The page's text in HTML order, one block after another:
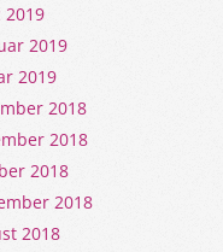
2019
2019
2019
2018
2018
2018
2018
2018